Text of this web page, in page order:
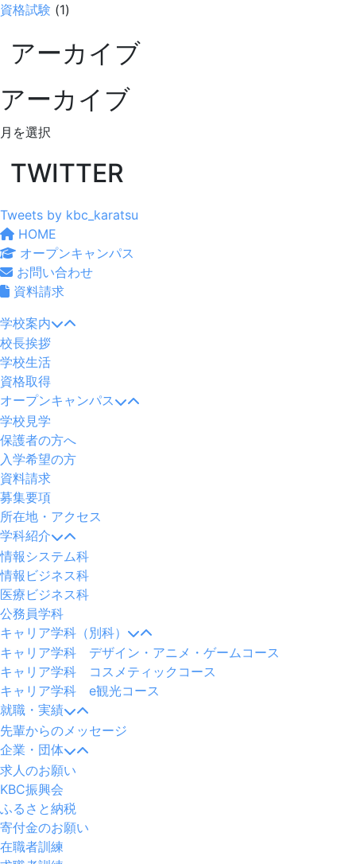
資格試験 (1)
アーカイブ
アーカイブ
ア
カ
ブ
TWITTER
Tweets by kbc_karatsu
HOME
オープンキャンパス
お問い合わせ
資料請求
学校案内
校長挨拶
学校生活
資格取得
オープンキャンパス
学校見学
保護者の方へ
入学希望の方
資料請求
募集要項
所在地・アクセス
学科紹介
情報システム科
情報ビジネス科
医療ビジネス科
公務員学科
キャリア学科（別科）
キャリア学科 デザイン・アニメ・ゲームコース
キャリア学科 コスメティックコース
キャリア学科 e観光コース
就職・実績
先輩からのメッセージ
企業・団体
求人のお願い
KBC振興会
ふるさと納税
寄付金のお願い
在職者訓練